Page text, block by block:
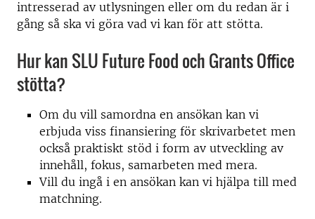
intresserad av utlysningen eller om du redan är i
gång så ska vi göra vad vi kan för att stötta.
Hur kan SLU Future Food och Grants Office
stötta?
Om du vill samordna en ansökan kan vi
erbjuda viss finansiering för skrivarbetet men
också praktiskt stöd i form av utveckling av
innehåll, fokus, samarbeten med mera.
Vill du ingå i en ansökan kan vi hjälpa till med
matchning.